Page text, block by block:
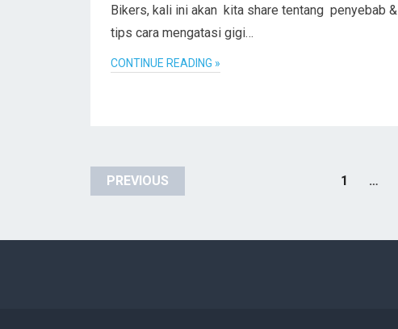
Bikers, kali ini akan kita share tentang penyebab &
tips cara mengatasi gigi…
CONTINUE READING »
Posts
pagination
PREVIOUS 1 …